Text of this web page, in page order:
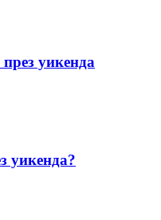
уикенда
уикенда?